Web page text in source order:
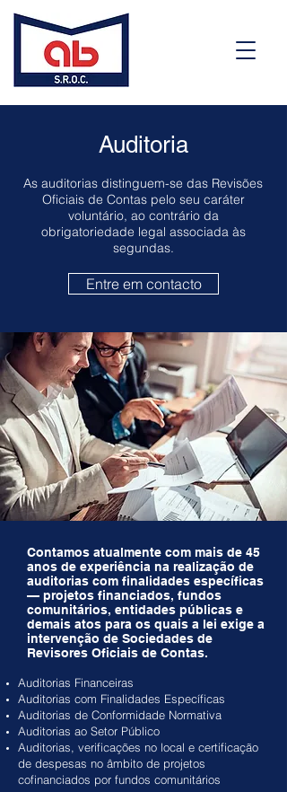
Auditoria
As auditorias distinguem-se das Revisões
Oficiais de Contas pelo seu caráter
voluntário, ao contrário da
obrigatoriedade legal associada às
segundas.
Entre em contacto
Contamos atualmente com mais de 45
anos de experiência na realização de
auditorias com finalidades específicas
— projetos financiados, fundos
comunitários, entidades públicas e
demais atos para os quais a lei exige a
intervenção de Sociedades de
Revisores Oficiais de Contas.
Auditorias Financeiras
Auditorias com Finalidades Específicas
Auditorias de Conformidade Normativa
Auditorias ao Setor Público
Auditorias, verificações no local e certificação
de despesas no âmbito de projetos
cofinanciados por fundos comunitários